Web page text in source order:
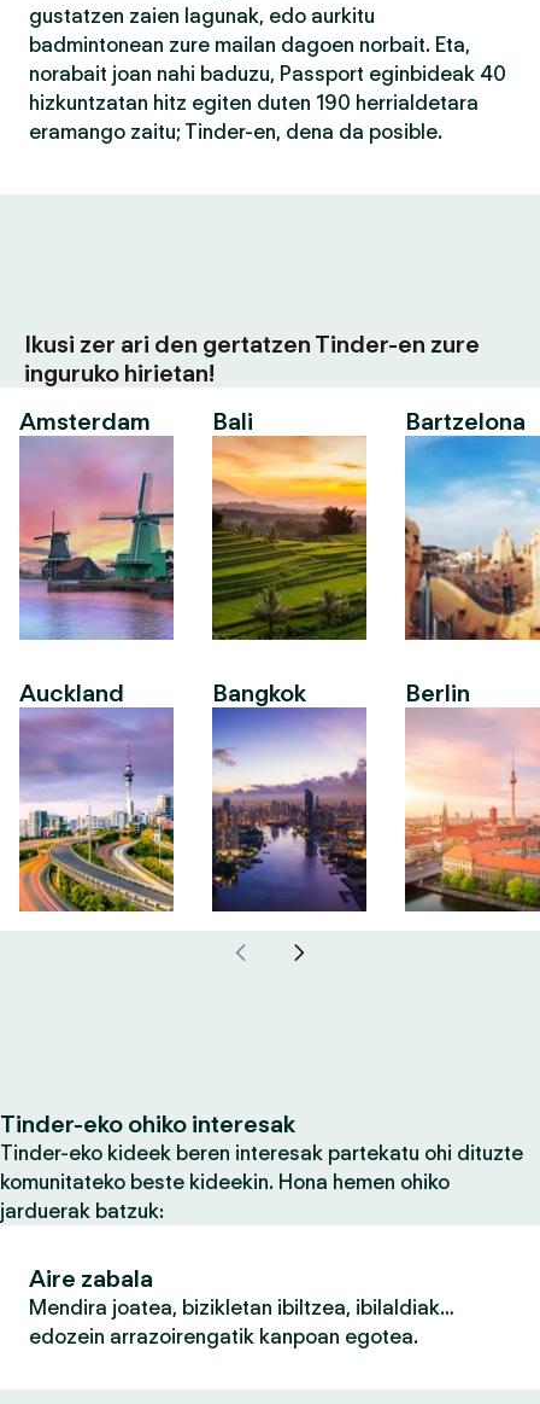
gustatzen zaien lagunak, edo aurkitu
badmintonean zure mailan dagoen norbait. Eta,
norabait joan nahi baduzu, Passport eginbideak 40
hizkuntzatan hitz egiten duten 190 herrialdetara
eramango zaitu; Tinder-en, dena da posible.
Ikusi zer ari den gertatzen Tinder-en zure
inguruko hirietan!
Amsterdam
Auckland
Bali
Bangkok
Bartzelona
Berlin
Tinder-eko ohiko interesak
Tinder-eko kideek beren interesak partekatu ohi dituzte
komunitateko beste kideekin. Hona hemen ohiko
jarduerak batzuk:
Aire zabala
Mendira joatea, bizikletan ibiltzea, ibilaldiak…
edozein arrazoirengatik kanpoan egotea.